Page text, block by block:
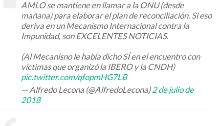
AMLO se mantiene en llamar a la ONU (desde
mañana) para elaborar el plan de reconciliación. Si eso
deriva en un Mecanismo Internacional contra la
Impunidad, son EXCELENTES NOTICIAS.
(Al Mecanisno le había dicho SÍ en el encuentro con
víctimas que organizó la IBERO y la CNDH)
pic.twitter.com/qfopmHG7LB
— Alfredo Lecona (@AlfredoLecona)2 de julio de
2018